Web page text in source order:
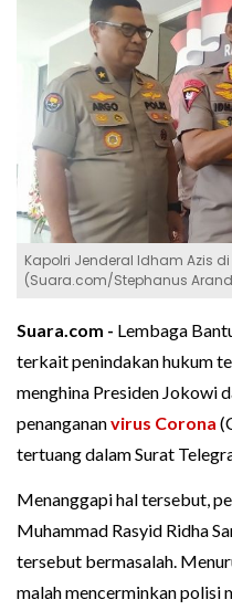
Kapolri Jenderal Idham Azis
(Suara.com/Stephanus
Suara.com - Lembaga
terkait penindakan hukum
menghina Presiden Jokowi
penangananvirus Corona
tertuang dalam Surat
Menanggapi hal tersebut,
Muhammad Rasyid Ridha
tersebut bermasalah.
malah mencerminkan polisi